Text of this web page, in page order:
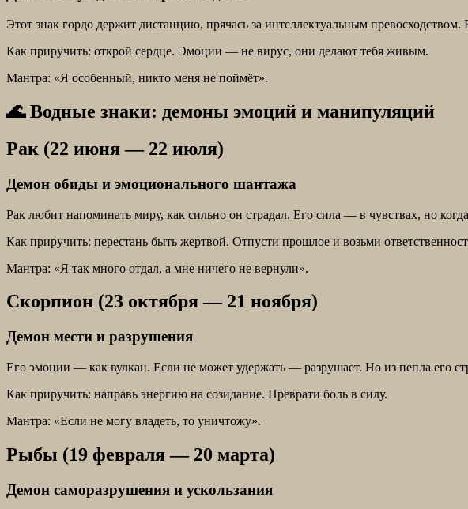
Этот знак гордо держит дистанцию, прячась за интеллектуальным
Как приручить: открой сердце. Эмоции — не вирус, они делают тебя живым.
Мантра: «Я особенный, никто меня не поймёт».
🌊 Водные знаки: демоны эмоций и манипуляций
Рак (22 июня — 22 июля)
Демон обиды и эмоционального шантажа
Рак любит напоминать миру, как сильно он страдал. Его сила — в чувствах, но
Как приручить: перестань быть жертвой. Отпусти прошлое и возьми
Мантра: «Я так много отдал, а мне ничего не вернули».
Скорпион (23 октября — 21 ноября)
Демон мести и разрушения
Его эмоции — как вулкан. Если не может удержать — разрушает. Но из пепла его
Как приручить: направь энергию на созидание. Преврати боль в силу.
Мантра: «Если не могу владеть, то уничтожу».
Рыбы (19 февраля — 20 марта)
Демон саморазрушения и ускользания